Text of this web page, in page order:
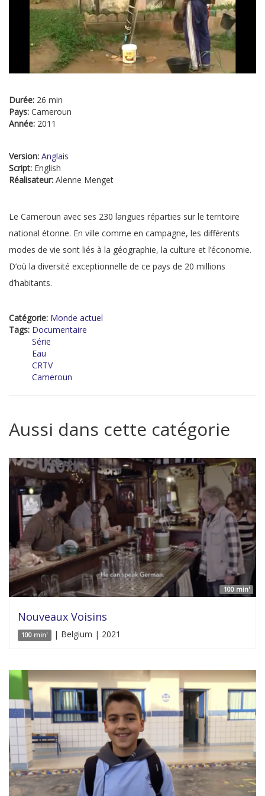
Durée: 26 min
Pays: Cameroun
Année: 2011
Version: Anglais
Script: English
Réalisateur: Alenne Menget
Le Cameroun avec ses 230 langues réparties sur le territoire
national étonne. En ville comme en campagne, les différents
modes de vie sont liés à la géographie, la culture et l’économie.
D’où la diversité exceptionnelle de ce pays de 20 millions
d’habitants.
Catégorie: Monde actuel
Tags: Documentaire
Série
Eau
CRTV
Cameroun
Aussi dans cette catégorie
100 min'
Nouveaux Voisins
100 min' | Belgium | 2021